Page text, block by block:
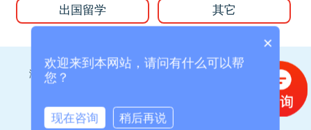
出国留学 其它
测试结果将发送到您的手机或微信，请确保填写的准确性！
×
欢迎来到本网站，请问有什么可以帮
您？
现在咨询 稍后再说